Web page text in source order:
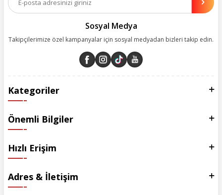
esas alarak yürütüyoruz.
Sosyal Medya
Takipçilerimize özel kampanyalar için sosyal medyadan bizleri takip edin.
Kategoriler
Önemli Bilgiler
Hızlı Erişim
Adres & İletişim